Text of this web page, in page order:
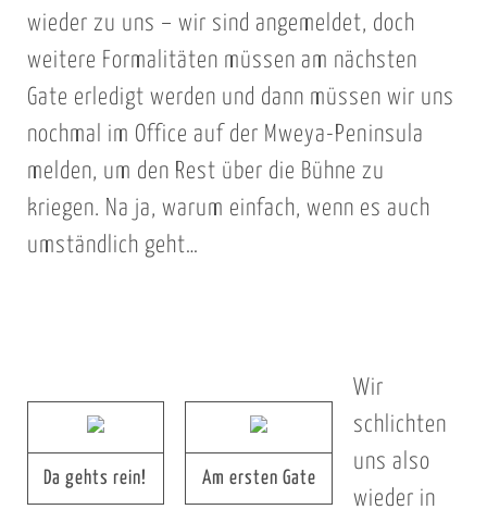
wieder zu uns – wir sind angemeldet, doch
weitere Formalitäten müssen am nächsten
Gate erledigt werden und dann müssen wir uns
nochmal im Office auf der Mweya-Peninsula
melden, um den Rest über die Bühne zu
kriegen. Na ja, warum einfach, wenn es auch
umständlich geht…
Da gehts rein! Am ersten Gate
Wir
schlichten
uns also
wieder in